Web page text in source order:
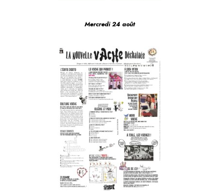
Mercredi 24 août